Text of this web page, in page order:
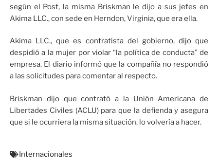
según el Post, la misma Briskman le dijo a sus jefes en
Akima LLC., con sede en Herndon, Virginia, que era ella.
Akima LLC., que es contratista del gobierno, dijo que
despidió a la mujer por violar “la política de conducta” de
empresa. El diario informó que la compañía no respondió
a las solicitudes para comentar al respecto.
Briskman dijo que contrató a la Unión Americana de
Libertades Civiles (ACLU) para que la defienda y asegura
que si le ocurriera la misma situación, lo volvería a hacer.
Internacionales